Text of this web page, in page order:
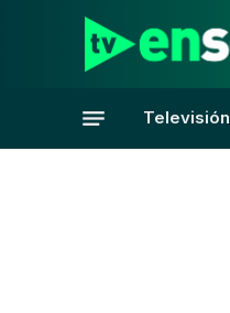
Televisión